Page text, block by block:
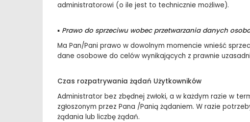
administratorowi (o ile jest to technicznie możliwe).
▪ Prawo do sprzeciwu wobec przetwarzania danych
Ma Pan/Pani prawo w dowolnym momencie wnieść
dane osobowe do celów wynikających z prawnie
Czas rozpatrywania żądań Użytkowników
Administrator bez zbędnej zwłoki, a w każdym razie w
zgłoszonym przez Pana /Panią żądaniem. W razie
żądania lub liczbę żądań.